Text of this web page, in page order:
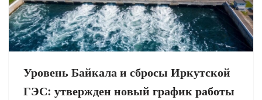
Уровень Байкала и сбросы Иркутской
ГЭС: утвержден новый график работы